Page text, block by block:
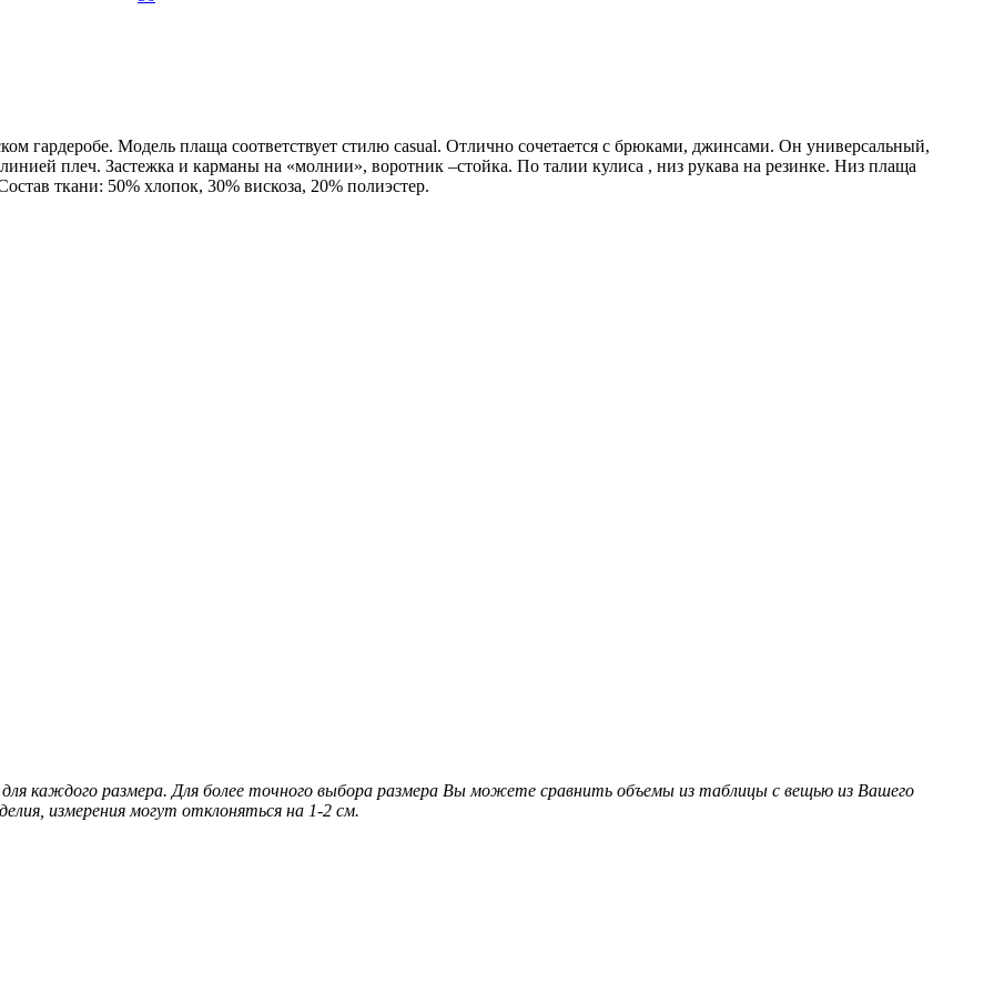
Модель плаща соответствует стилю casual. Отлично сочетается с брюками, джинсами. Он универсальный,
плеч. Застежка и карманы на «молнии», воротник –стойка. По талии кулиса , низ рукава на резинке. Низ плаща
ткани: 50% хлопок, 30% вискоза, 20% полиэстер.
каждого размера. Для более точного выбора размера Вы можете сравнить объемы из таблицы с вещью из Вашего
измерения могут отклоняться на 1-2 см.